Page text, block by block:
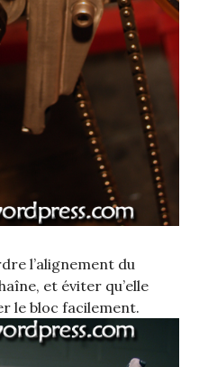
l’alignement du
et éviter qu’elle
le bloc facilement.